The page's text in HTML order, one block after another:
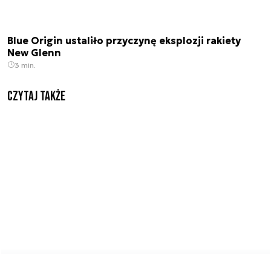
Blue Origin ustaliło przyczynę eksplozji rakiety
New Glenn
3 min.
Czytaj także